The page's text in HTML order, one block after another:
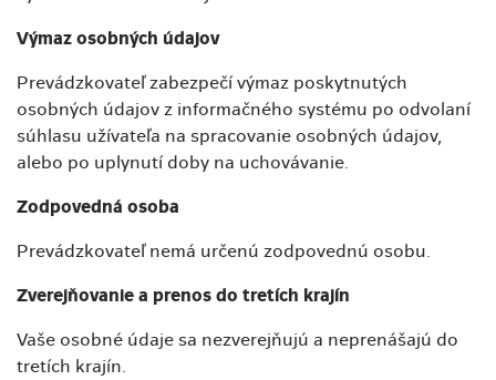
Výmaz osobných údajov
Prevádzkovateľ zabezpečí výmaz poskytnutých
osobných údajov z informačného systému po odvolaní
súhlasu užívateľa na spracovanie osobných údajov,
alebo po uplynutí doby na uchovávanie.
Zodpovedná osoba
Prevádzkovateľ nemá určenú zodpovednú osobu.
Zverejňovanie a prenos do tretích krajín
Vaše osobné údaje sa nezverejňujú a neprenášajú do
tretích krajín.